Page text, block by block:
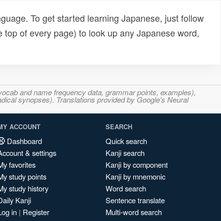
To get started learning Japanese, just follow
of every page) to look up any Japanese word,
and name frequency data, grammar points, examples),
synopses). Translations provided by Google's Neural
ACCOUNT
Dashboard
& settings
favorites
study points
study history
Kanji
in | Register
SEARCH
Quick search
Kanji search
Kanji by component
Kanji by mnemonic
Word search
Sentence translate
Multi-word search